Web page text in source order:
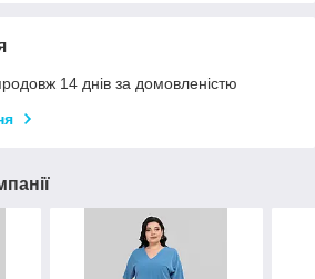
14 днів за домовленістю